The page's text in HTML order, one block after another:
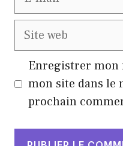
mail
Site
web
Enregistrer mon
mon site dans le
prochain